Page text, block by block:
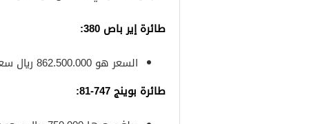
طائرة إير باص 380:
السعر هو 862.500.000 ريال سعودي
طائرة بوينج 747-81 :